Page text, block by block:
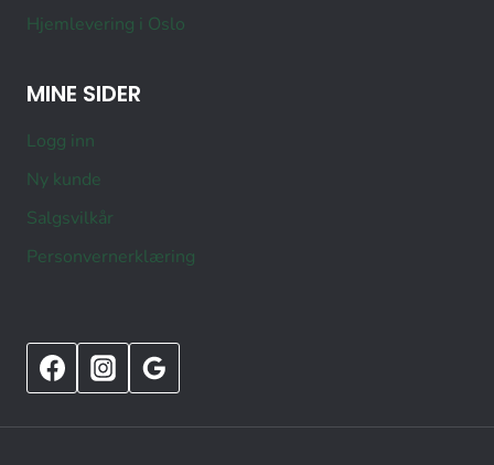
Hjemlevering i Oslo
MINE SIDER
Logg inn
Ny kunde
Salgsvilkår
Personvernerklæring